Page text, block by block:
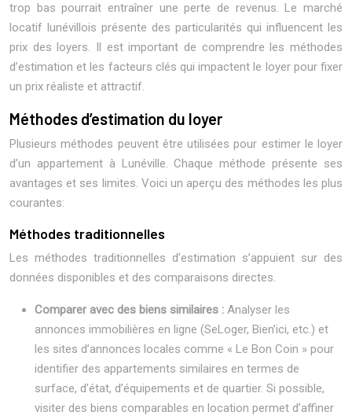
trop bas pourrait entraîner une perte de revenus. Le marché
locatif lunévillois présente des particularités qui influencent les
prix des loyers. Il est important de comprendre les méthodes
d’estimation et les facteurs clés qui impactent le loyer pour fixer
un prix réaliste et attractif.
Méthodes d’estimation du loyer
Plusieurs méthodes peuvent être utilisées pour estimer le loyer
d’un appartement à Lunéville. Chaque méthode présente ses
avantages et ses limites. Voici un aperçu des méthodes les plus
courantes:
Méthodes traditionnelles
Les méthodes traditionnelles d’estimation s’appuient sur des
données disponibles et des comparaisons directes.
Comparer avec des biens similaires : Analyser les
annonces immobilières en ligne (SeLoger, Bien’ici, etc.) et
les sites d’annonces locales comme « Le Bon Coin » pour
identifier des appartements similaires en termes de
surface, d’état, d’équipements et de quartier. Si possible,
visiter des biens comparables en location permet d’affiner